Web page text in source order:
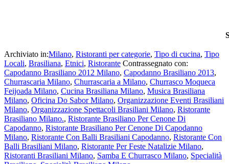
Archiviato in:Milano, Ristoranti per categorie, Tipo di cucina, Tipo
Locali, Brasiliana, Etnici, Ristorante Contrassegnato con:
Capodanno Brasiliano 2012 Milano, Capodanno Brasiliano 2013,
Churrascaria Milano, Churrascaria a Milano, Churrasco Moqueca
Feijoada Milano, Cucina Brasiliana Milano, Musica Brasiliana
Milano, Oficina Do Sabor Milano, Organizzazione Eventi Brasiliani
Milano, Organizzazione Spettacoli Brasiliani Milano, Ristorante
Brasiliano Milano., Ristorante Brasiliano Per Cenone Di
Capodanno, Ristorante Brasiliano Per Cenone Di Capodanno
Milano, Ristorante Con Balli Brasiliani Capodanno, Ristorante Con
Balli Brasiliani Milano, Ristorante Per Feste Natalizie Milano,
Ristoranti Brasiliani Milano, Samba E Churrasco Milano, Specialità